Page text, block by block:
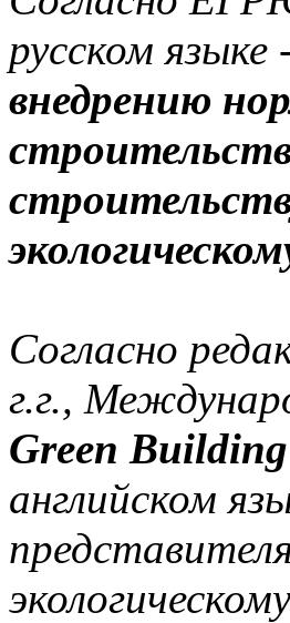
русском языке
внедрению
Согласно
г.г.,
Green
английском